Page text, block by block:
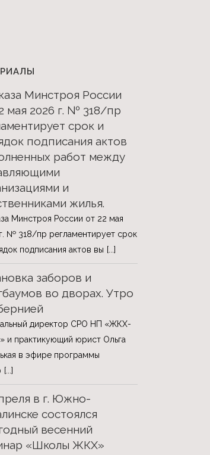
Минстроя России
мая 2026 г. № 318/пр
срок и
подписания актов
работ между
и
жилья.
Минстроя России от 22 мая
№ 318/пр регламентирует срок
подписания актов вы [...]
заборов и
во дворах. Утро
директор СРО НП «ЖКХ-
и практикующий юрист Ольга
в эфире программы
[...]
в г. Южно-
состоялся
весенний
«Школы ЖКХ»